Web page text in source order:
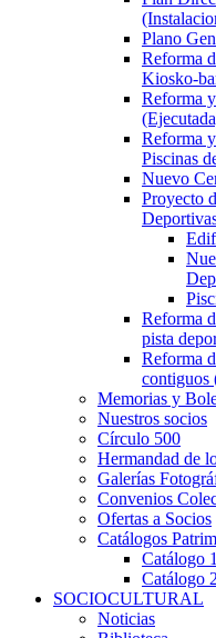
Plano
Reforma
Kiosko-
Reforma
Reforma
Piscinas
Nuevo
Proyecto
Reforma
pista
Reforma
contiguos
Memorias y
Nuestros socios
Círculo 500
Hermandad de
Galerías
Convenios
Ofertas a Socios
Catálogos
Catálogo 1
Catálogo 2
SOCIOCULTURAL
Noticias